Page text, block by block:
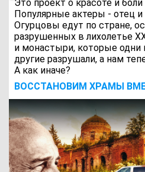
Это проект о красоте и
Популярные актеры - отец
Огурцовы едут по стране,
разрушенных в лихолетье
и монастыри, которые одни
другие разрушали, а нам
А как иначе?
ВОCСТАНОВИМ ХРАМЫ